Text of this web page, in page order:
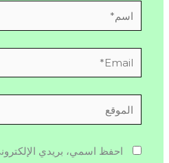
اسم*
Email*
الموقع
احفظ اسمي، بريدي